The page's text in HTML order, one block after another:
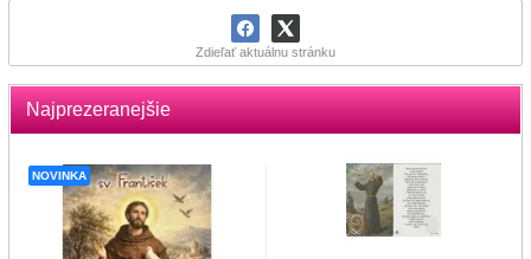
Zdieľať aktuálnu stránku
Najprezeranejšie
NOVINKA